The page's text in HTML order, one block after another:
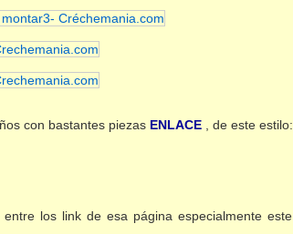
con bastantes piezas ENLACE, de este estilo:
entre los link de esa página especialmente este